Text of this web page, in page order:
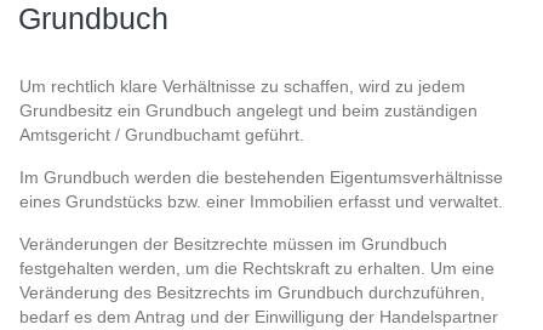
Grundbuch
Um rechtlich klare Verhältnisse zu schaffen, wird zu jedem
Grundbesitz ein Grundbuch angelegt und beim zuständigen
Amtsgericht / Grundbuchamt geführt.
Im Grundbuch werden die bestehenden Eigentumsverhältnisse
eines Grundstücks bzw. einer Immobilien erfasst und verwaltet.
Veränderungen der Besitzrechte müssen im Grundbuch
festgehalten werden, um die Rechtskraft zu erhalten. Um eine
Veränderung des Besitzrechts im Grundbuch durchzuführen,
bedarf es dem Antrag und der Einwilligung der Handelspartner